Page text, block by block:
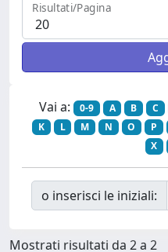
Risultati/Pagina
Vai a: 0-9 A B C
K
L M N O P
X
o inserisci le iniziali:
Mostrati risultati da 2 a 2